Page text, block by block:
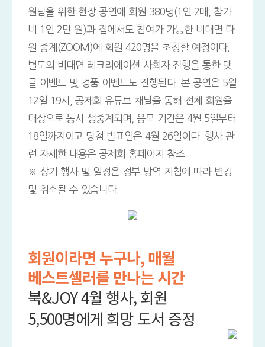
원님을 위한 현장 공연에 회원 380명(1인 2매, 참가
비 1인 2만 원)과 집에서도 참여가 가능한 비대면 다
원 중계(ZOOM)에 회원 420명을 초청할 예정이다.
별도의 비대면 레크리에이션 사회자 진행을 통한 댓
글 이벤트 및 경품 이벤트도 진행된다. 본 공연은 5월
12일 19시, 공제회 유튜브 채널을 통해 전체 회원을
대상으로 동시 생중계되며, 응모 기간은 4월 5일부터
18일까지이고 당첨 발표일은 4월 26일이다. 행사 관
련 자세한 내용은 공제회 홈페이지 참조.
※ 상기 행사 및 일정은 정부 방역 지침에 따라 변경
및 취소될 수 있습니다.
회원이라면 누구나, 매월
베스트셀러를 만나는 시간
북&JOY 4월 행사, 회원
5,500명에게 희망 도서 증정